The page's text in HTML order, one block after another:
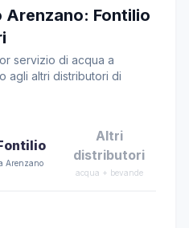
Fontilio
servizio di acqua a
agli altri distributori di
Arenzano
Altri
distributori
acqua + bevande